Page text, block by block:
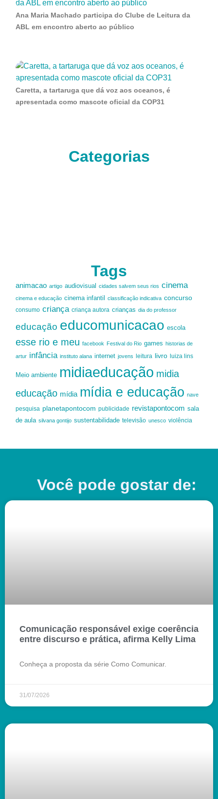
Ana Maria Machado participa do Clube de Leitura da
ABL em encontro aberto ao público
Caretta, a tartaruga que dá voz aos oceanos, é
apresentada como mascote oficial da COP31
Categorias
Tags
animacao artigo audiovisual cidades salvem seus rios cinema
cinema e educação cinema infantil classificação indicativa concurso
consumo criança criança autora crianças dia do professor
educação educomunicacao escola
esse rio e meu facebook Festival do Rio games historias de
artur infância instituto alana internet jovens leitura livro luiza lins
Meio ambiente midiaeducação midia
educação mídia mídia e educação nave
pesquisa planetapontocom publicidade revistapontocom sala
de aula silvana gontijo sustentabilidade televisão unesco violência
Você pode gostar de:
Comunicação responsável exige coerência
entre discurso e prática, afirma Kelly Lima
Conheça a proposta da série Como Comunicar.
31/07/2026